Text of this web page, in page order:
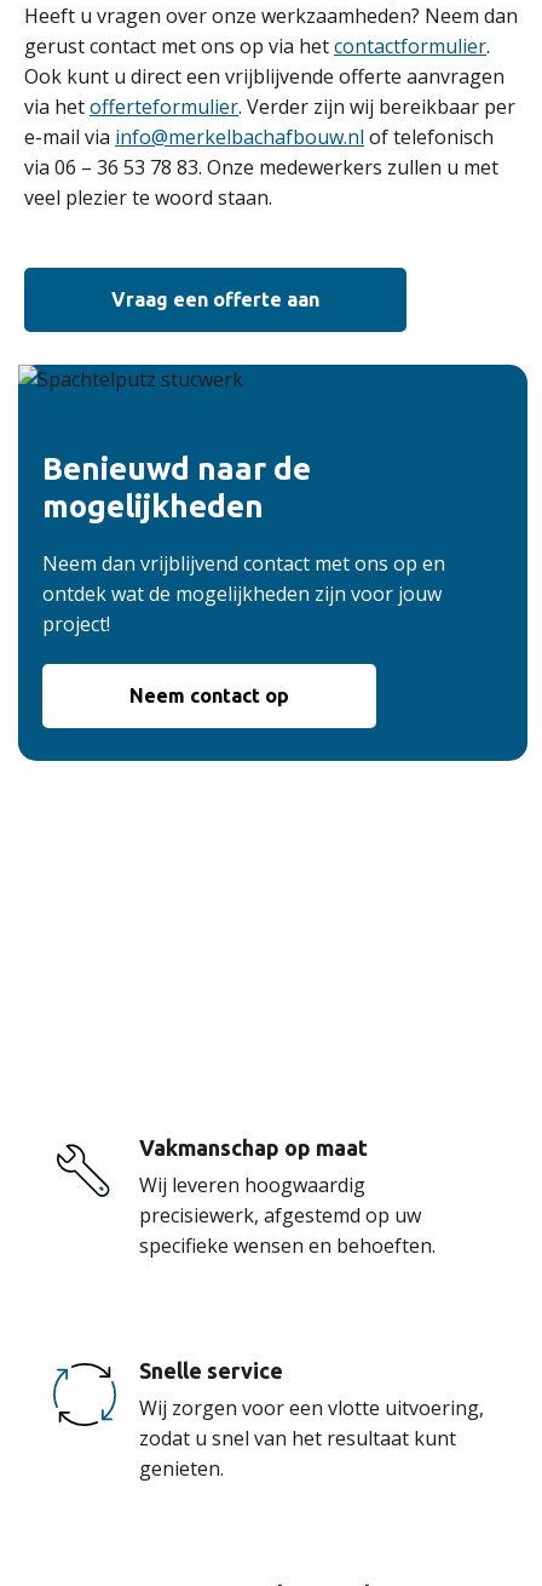
Heeft u vragen over onze werkzaamheden? Neem dan
gerust contact met ons op via hetcontactformulier.
Ook kunt u direct een vrijblijvende offerte aanvragen
via hetofferteformulier. Verder zijn wij bereikbaar per
e-mail via info@merkelbachafbouw.nl of telefonisch
via 06 – 36 53 78 83. Onze medewerkers zullen u met
veel plezier te woord staan.
Vraag een offerte aan
Benieuwd naar de
mogelijkheden
Neem dan vrijblijvend contact met ons op en
ontdek wat de mogelijkheden zijn voor jouw
project!
Neem contact op
Vakmanschap op maat
Wij leveren hoogwaardig
precisiewerk, afgestemd op uw
specifieke wensen en behoeften.
Snelle service
Wij zorgen voor een vlotte uitvoering,
zodat u snel van het resultaat kunt
genieten.